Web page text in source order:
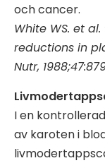
och cancer.
White WS. et
reductions in
Nutr,
I en
av karoten i